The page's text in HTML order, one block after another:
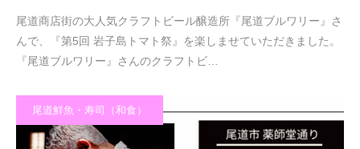
尾道商店街の大人気クラフトビール醸造所『尾道ブルワリー』さ
んで、『第5回 岩子島トマト祭』を楽しませていただきました。
『尾道ブルワリー』さんのクラフトビ…
尾道鮮魚・寿司（和食）